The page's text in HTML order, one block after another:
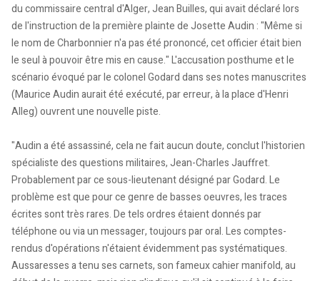
du commissaire central d'Alger, Jean Builles, qui avait déclaré lors
de l'instruction de la première plainte de Josette Audin : "Même si
le nom de Charbonnier n'a pas été prononcé, cet officier était bien
le seul à pouvoir être mis en cause." L'accusation posthume et le
scénario évoqué par le colonel Godard dans ses notes manuscrites
(Maurice Audin aurait été exécuté, par erreur, à la place d'Henri
Alleg) ouvrent une nouvelle piste.
"Audin a été assassiné, cela ne fait aucun doute, conclut l'historien
spécialiste des questions militaires, Jean-Charles Jauffret.
Probablement par ce sous-lieutenant désigné par Godard. Le
problème est que pour ce genre de basses oeuvres, les traces
écrites sont très rares. De tels ordres étaient donnés par
téléphone ou via un messager, toujours par oral. Les comptes-
rendus d'opérations n'étaient évidemment pas systématiques.
Aussaresses a tenu ses carnets, son fameux cahier manifold, au